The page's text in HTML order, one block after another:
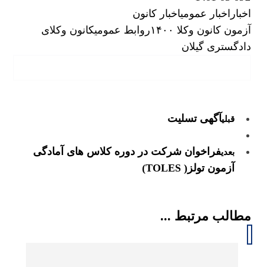
اخبار اخبار عمومیاخبار کانون
آزمون کانون وکلا ۱۴۰۰
روابط عمومیکانون وکلای
دادگستری گیلان
قبلیآگهی تسلیت
بعدیفراخوان شرکت در دوره کلاس های آمادگی
آزمون تولز( TOLES)
مطالب مرتبط ...